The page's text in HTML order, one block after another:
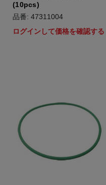
(10pcs)
品番: 47311004
ログインして価格を確認する